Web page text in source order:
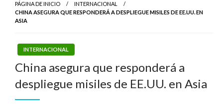
PÁGINA DE INICIO
INTERNACIONAL
CHINA ASEGURA QUE RESPONDERÁ A DESPLIEGUE MISILES DE EE.UU. EN
ASIA
INTERNACIONAL
China asegura que responderá a
despliegue misiles de EE.UU. en Asia